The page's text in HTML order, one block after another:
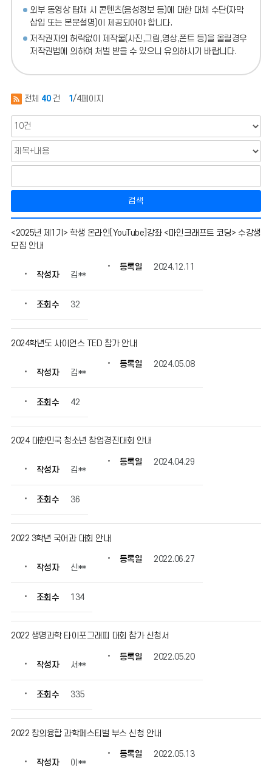
외부 동영상 탑재 시 콘텐츠(음성정보 등)에 대한 대체 수단(자막
삽입 또는 본문설명)이 제공되어야 합니다.
저작권자의 허락없이 제작물(사진,그림,영상,폰트 등)을 올릴경우
저작권법에 의하여 처벌 받을 수 있으니 유의하시기 바랍니다.
전체 40 건 1 /4페이지
검색
종
대
내
시
물
성
자,
등
를
할
습
니
<2025년 제1기> 학생 온라인[YouTube]강좌 <마인크래프트 코딩> 수강생
모집 안내
작성자 김**
등록일 2024.12.11
조회수 32
2024학년도 사이언스 TED 참가 안내
작성자 김**
등록일 2024.05.08
조회수 42
2024 대한민국 청소년 창업경진대회 안내
작성자 김**
등록일 2024.04.29
조회수 36
2022 3학년 국어과 대회 안내
작성자 신**
등록일 2022.06.27
조회수 134
2022 생명과학 타이포그래피 대회 참가 신청서
작성자 서**
등록일 2022.05.20
조회수 335
2022 창의융합 과학페스티벌 부스 신청 안내
작성자 이**
등록일 2022.05.13